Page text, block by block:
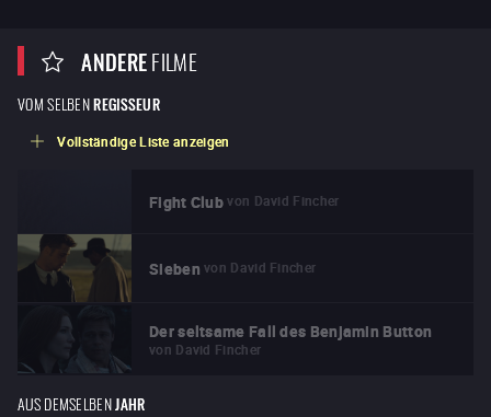
ANDEREFILME
VOM SELBENREGISSEUR
Vollständige Liste anzeigen
Fight Club von David Fincher
Sieben von David Fincher
Der seltsame Fall des Benjamin Button
von David Fincher
AUS DEMSELBENJAHR